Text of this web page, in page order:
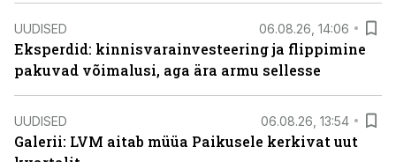
UUDISED 06.08.26, 14:06
Eksperdid: kinnisvarainvesteering ja flippimine
pakuvad võimalusi, aga ära armu sellesse
UUDISED 06.08.26, 13:54
Galerii: LVM aitab müüa Paikusele kerkivat uut